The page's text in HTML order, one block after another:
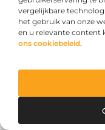
vergelijkbare
het gebruik van onze
en u relevante content
ons cookiebeleid.
Ontdek